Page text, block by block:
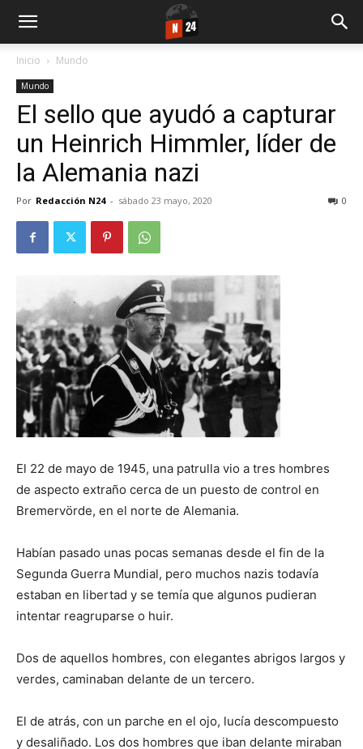
Inicio Mundo
Mundo
El sello que ayudó a capturar
un Heinrich Himmler, líder de
la Alemania nazi
Por Redacción N24 - sábado 23 mayo, 2020 0
El 22 de mayo de 1945, una patrulla vio a tres hombres
de aspecto extraño cerca de un puesto de control en
Bremervörde, en el norte de Alemania.
Habían pasado unas pocas semanas desde el fin de la
Segunda Guerra Mundial, pero muchos nazis todavía
estaban en libertad y se temía que algunos pudieran
intentar reagruparse o huir.
Dos de aquellos hombres, con elegantes abrigos largos y
verdes, caminaban delante de un tercero.
El de atrás, con un parche en el ojo, lucía descompuesto
y desaliñado. Los dos hombres que iban delante miraban